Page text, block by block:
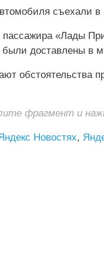
съехали в
«Лады
доставлены в
обстоятельства
фрагмент и
Новостях,